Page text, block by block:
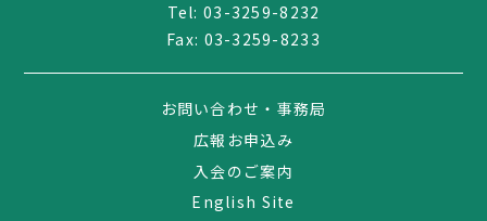
03-3259-8232
Tel:03-3259-8232
Fax: 03-3259-8233
お問い合わせ・事務局
広報お申込み
入会のご案内
English Site